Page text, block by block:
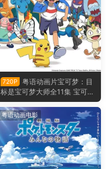
720P
粤语动画片宝可梦：目
标是宝可梦大师全11集 宝可梦
旅途 目标是宝可梦大师粤语版
粤语动画电影